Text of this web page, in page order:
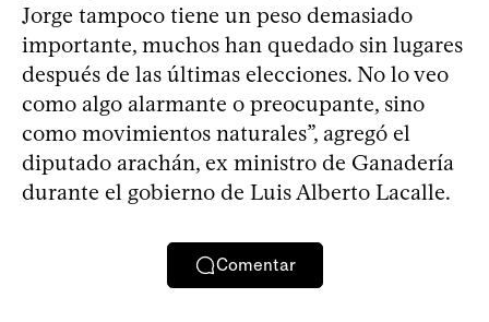
Jorge tampoco tiene un peso demasiado
importante, muchos han quedado sin lugares
después de las últimas elecciones. No lo veo
como algo alarmante o preocupante, sino
como movimientos naturales”, agregó el
diputado arachán, ex ministro de Ganadería
durante el gobierno de Luis Alberto Lacalle.
Comentar